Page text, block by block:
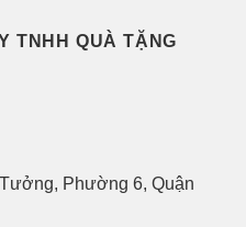
TNHH QUÀ TẶNG
Phường 6, Quận